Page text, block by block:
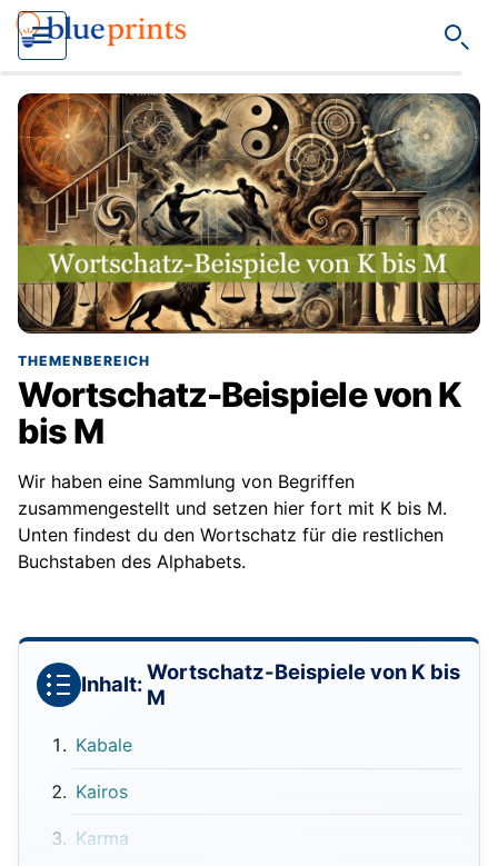
THEMENBEREICH
Wortschatz-Beispiele von K
bis M
Wir haben eine Sammlung von Begriffen
zusammengestellt und setzen hier fort mit K bis M.
Unten findest du den Wortschatz für die restlichen
Buchstaben des Alphabets.
Inhalt:
Wortschatz-Beispiele von K bis
M
Kabale
Kairos
Karma